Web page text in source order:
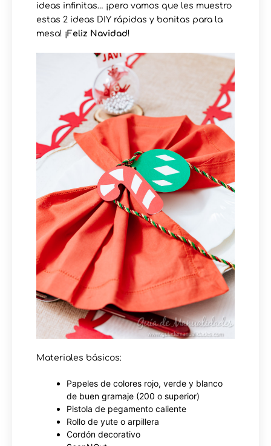
ideas infinitas… ¡pero vamos que les muestro
estas 2 ideas DIY rápidas y bonitas para la
mesa! ¡ Feliz Navidad!
Materiales básicos:
Papeles de colores rojo, verde y blanco
de buen gramaje (200 o superior)
Pistola de pegamento caliente
Rollo de yute o arpillera
Cordón decorativo